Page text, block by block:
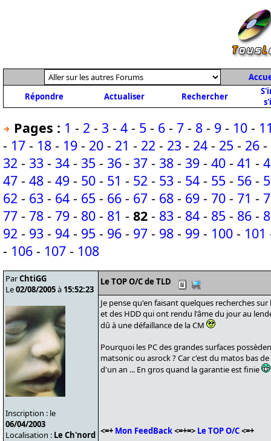
Répondre
Actualiser Rechercher
Pages : 1 - 2 - 3 - 4 - 5 - 6 - 7 - 8 - 9 - 10 -
- 17 - 18 - 19 - 20 - 21 - 22 - 23 - 24 - 25 - 26 -
32 - 33 - 34 - 35 - 36 - 37 - 38 - 39 - 40 - 41 -
47 - 48 - 49 - 50 - 51 - 52 - 53 - 54 - 55 - 56 -
62 - 63 - 64 - 65 - 66 - 67 - 68 - 69 - 70 - 71 -
77 - 78 - 79 - 80 - 81 - 82 - 83 - 84 - 85 - 86 -
92 - 93 - 94 - 95 - 96 - 97 - 98 - 99 - 100 - 101
- 106 - 107 - 108
ParChtiGG
Le02/08/2005à 15:52:23
Inscription : le
06/04/2003
Localisation : Le Ch'nord
Le TOP O/C de TLD
Je pense qu'en faisant quelques recherches
et des HDD qui ont rendu l'âme du jour au
dû à une défaillance de la CM
Pourquoi les PC des grandes surfaces
matsonic ou asrock ? Car c'est du matos bas
d'un an ... En gros quand la garantie est finie
<=+ Mon FeedBack<=+=> Le TOP O/C<=+